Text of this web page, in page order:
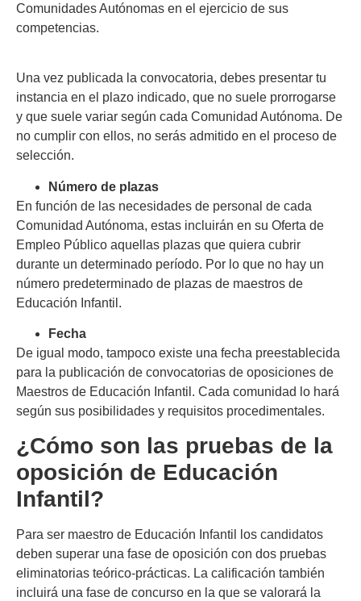
Comunidades Autónomas en el ejercicio de sus
competencias.
Una vez publicada la convocatoria, debes presentar tu
instancia en el plazo indicado, que no suele prorrogarse
y que suele variar según cada Comunidad Autónoma. De
no cumplir con ellos, no serás admitido en el proceso de
selección.
Número de plazas
En función de las necesidades de personal de cada
Comunidad Autónoma, estas incluirán en su Oferta de
Empleo Público aquellas plazas que quiera cubrir
durante un determinado período. Por lo que no hay un
número predeterminado de plazas de maestros de
Educación Infantil.
Fecha
De igual modo, tampoco existe una fecha preestablecida
para la publicación de convocatorias de oposiciones de
Maestros de Educación Infantil. Cada comunidad lo hará
según sus posibilidades y requisitos procedimentales.
¿Cómo son las pruebas de la
oposición de Educación
Infantil?
Para ser maestro de Educación Infantil los candidatos
deben superar una fase de oposición con dos pruebas
eliminatorias teórico-prácticas. La calificación también
incluirá una fase de concurso en la que se valorará la